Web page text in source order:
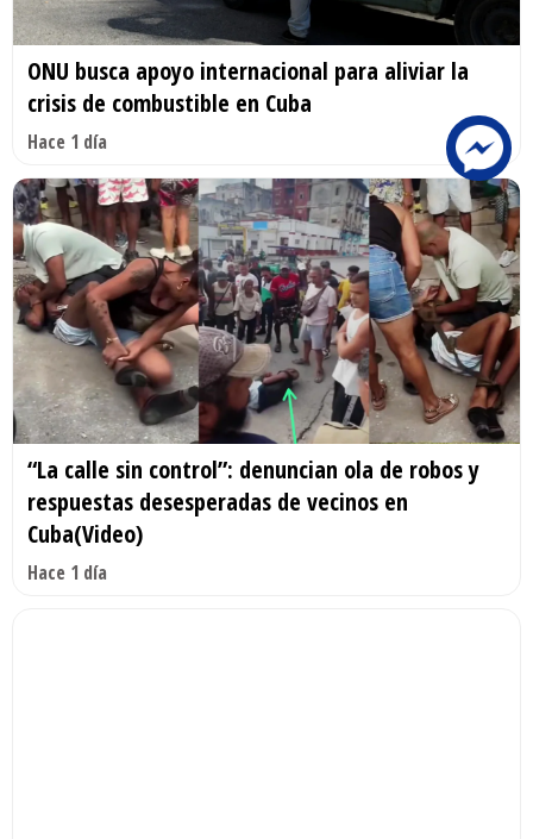
ONU busca apoyo internacional para aliviar la
crisis de combustible en Cuba
Hace 1 día
“La calle sin control”: denuncian ola de robos y
respuestas desesperadas de vecinos en
Cuba(Video)
Hace 1 día